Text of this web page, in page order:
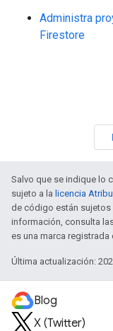
Administra
Firestore
Salvo que se indique lo
sujeto a la licencia
de código están sujetos
información, consulta
es una marca registrada
Última actualización:
Blog
X (Twitter)